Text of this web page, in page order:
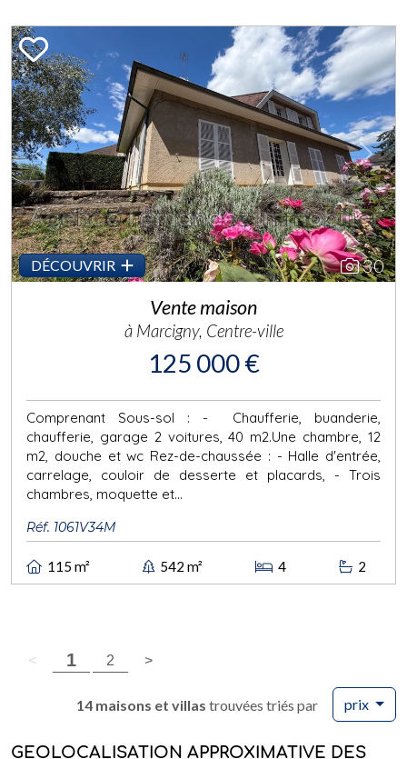
Previous Next
DÉCOUVRIR 30
Vente maison
à Marcigny, Centre-ville
125 000 €
Comprenant Sous-sol : - Chaufferie, buanderie,
chaufferie, garage 2 voitures, 40 m2.Une chambre, 12
m2, douche et wc Rez-de-chaussée : - Halle d'entrée,
carrelage, couloir de desserte et placards, - Trois
chambres, moquette et...
Réf. 1061V34M
115 m² 542 m² 4 2
< page précédente
1 (page courante)
2 (page courante)
>page suivante
14 maisons et villas trouvées triés par prix
GEOLOCALISATION APPROXIMATIVE DES